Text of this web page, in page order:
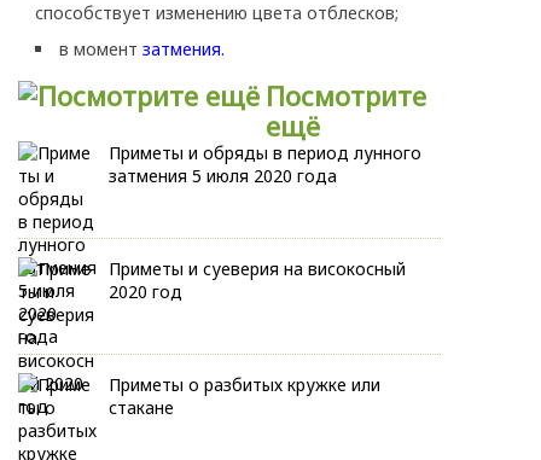
способствует изменению цвета отблесков;
в момент затмения.
Посмотрите
ещё
Приметы и обряды в период лунного
затмения 5 июля 2020 года
Приметы и суеверия на високосный
2020 год
Приметы о разбитых кружке или
стакане